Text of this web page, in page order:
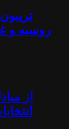
روسیه و
از